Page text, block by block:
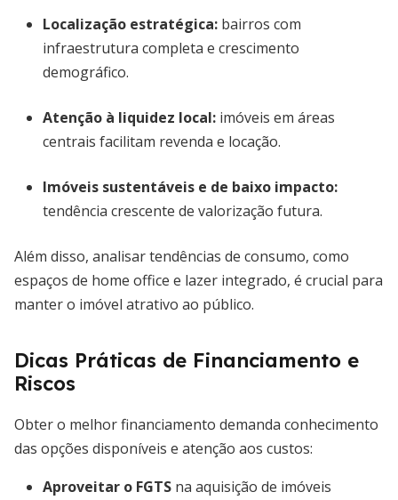
Localização estratégica: bairros com
infraestrutura completa e crescimento
demográfico.
Atenção à liquidez local: imóveis em áreas
centrais facilitam revenda e locação.
Imóveis sustentáveis e de baixo impacto:
tendência crescente de valorização futura.
Além disso, analisar tendências de consumo, como
espaços de home office e lazer integrado, é crucial para
manter o imóvel atrativo ao público.
Dicas Práticas de Financiamento e
Riscos
Obter o melhor financiamento demanda conhecimento
das opções disponíveis e atenção aos custos:
Aproveitar o FGTS na aquisição de imóveis